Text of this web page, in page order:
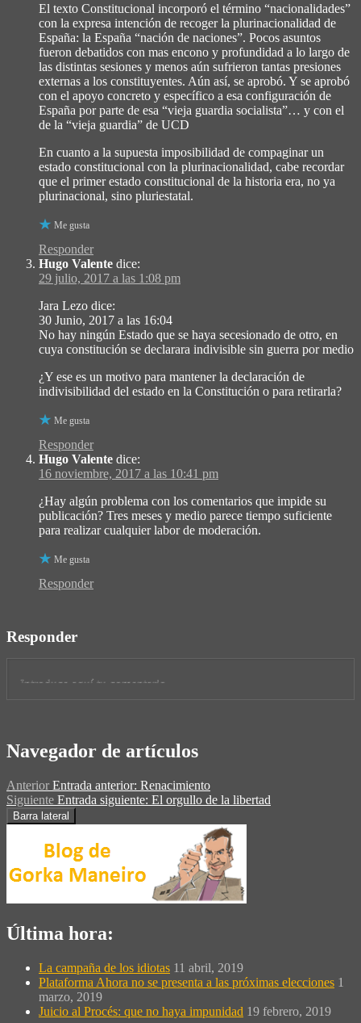
El texto Constitucional incorporó el término “nacionalidades”
con la expresa intención de recoger la plurinacionalidad de
España: la España “nación de naciones”. Pocos asuntos
fueron debatidos con mas encono y profundidad a lo largo de
las distintas sesiones y menos aún sufrieron tantas presiones
externas a los constituyentes. Aún así, se aprobó. Y se aprobó
con el apoyo concreto y específico a esa configuración de
España por parte de esa “vieja guardia socialista”… y con el
de la “vieja guardia” de UCD
En cuanto a la supuesta imposibilidad de compaginar un
estado constitucional con la plurinacionalidad, cabe recordar
que el primer estado constitucional de la historia era, no ya
plurinacional, sino pluriestatal.
Me gusta
Responder
Hugo Valente dice:
29 julio, 2017 a las 1:08 pm
Jara Lezo dice:
30 Junio, 2017 a las 16:04
No hay ningún Estado que se haya secesionado de otro, en
cuya constitución se declarara indivisible sin guerra por medio
¿Y ese es un motivo para mantener la declaración de
indivisibilidad del estado en la Constitución o para retirarla?
Me gusta
Responder
Hugo Valente dice:
16 noviembre, 2017 a las 10:41 pm
¿Hay algún problema con los comentarios que impide su
publicación? Tres meses y medio parece tiempo suficiente
para realizar cualquier labor de moderación.
Me gusta
Responder
Responder
Navegador de artículos
Anterior Entrada anterior: Renacimiento
Siguiente Entrada siguiente: El orgullo de la libertad
Barra lateral
Última hora:
La campaña de los idiotas 11 abril, 2019
Plataforma Ahora no se presenta a las próximas elecciones 1
marzo, 2019
Juicio al Procés: que no haya impunidad 19 febrero, 2019